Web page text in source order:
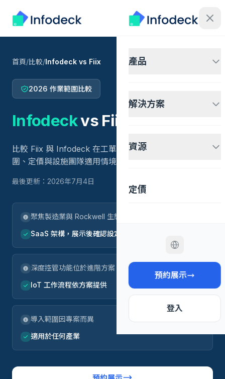
產品
解決方案
資源
定價
預約展示
登入
首頁/比較/Infodeck vs Fiix
2026 作業範圍比較
Infodeckvs Fiix
比較 Fiix 與 Infodeck 在工單、資產、IoT 整合、API 範
圍、定價與設施團隊適用情境上的差異。
最後更新：2026年7月4日
聚焦製造業與 Rockwell 生態系
SaaS 架構，展示後確認設定範圍
深度控管功能位於進階方案
IoT 工作流程依方案提供
導入範圍因專案而異
適用於任何產業